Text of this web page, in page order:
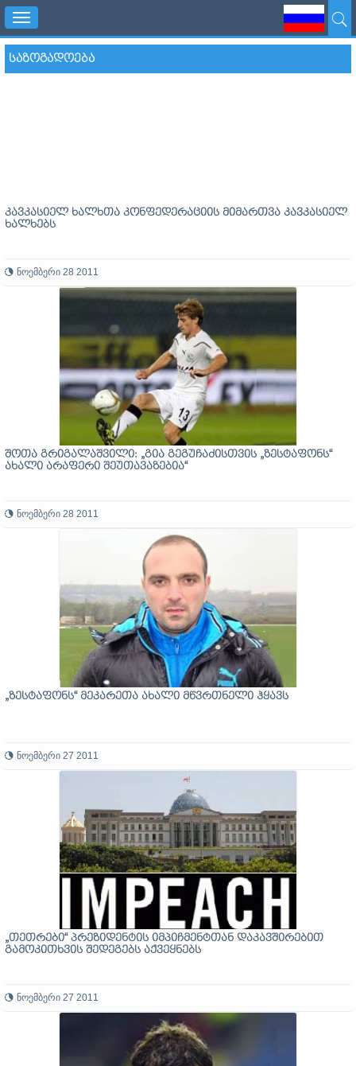
Toggle
navigation
ᲡᲐᲖᲝᲒᲐᲓᲝᲔᲑᲐ
კავკასიელ ხალხთა კონფედერაციის მიმართვა კავკასიელ
ხალხებს
ნოემბერი 28 2011
შოთა გრიგალაშვილი: „გია გეგუჩაძისთვის „ზესტაფონს“
ახალი არაფერი შეუთავაზებია“
ნოემბერი 28 2011
„ზესტაფონს“ მეკარეთა ახალი მწვრთნელი ჰყავს
ნოემბერი 27 2011
„თეთრები“ პრეზიდენტის იმპიჩმენტთან დაკავშირებით
გამოკითხვის შედეგებს აქვეყნებს
ნოემბერი 27 2011